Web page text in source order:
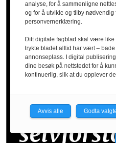
«AI er et
i
analyse, for å sammenligne
og for å utvikle og tilby
personvernerklæring.
Ditt digitale fagblad skal være
trykte bladet alltid har vært –
annonseplass. I digital
dine besøk på nettstedet for å
kontinuerlig, slik at du opplever
Avvis alle Godta